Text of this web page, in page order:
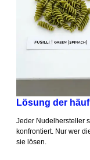
Lösung der
Jeder Nudelhersteller
konfrontiert. Nur wer
sie lösen.